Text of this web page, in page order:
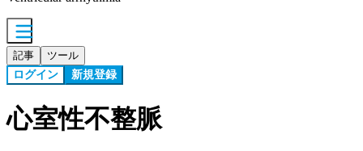
記事 ツール
ログイン 新規登録
心室性不整脈